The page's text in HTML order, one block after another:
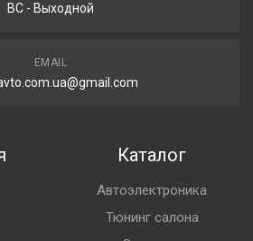
ВС - Выходной
EMAIL
Каталог
Автоэлектроника
Тюнинг салона